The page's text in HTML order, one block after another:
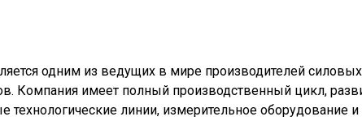
одним из ведущих в мире производителей силовых
Компания имеет полный производственный цикл,
технологические линии, измерительное оборудование и